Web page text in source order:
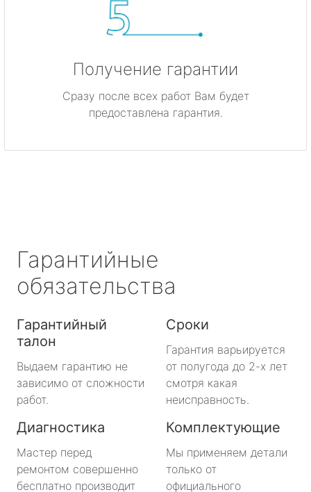
Получение гарантии
Сразу после всех работ Вам будет
предоставлена гарантия.
Гарантийные
обязательства
Гарантийный
талон
Выдаем гарантию не
зависимо от сложности
работ.
Сроки
Гарантия варьируется
от полугода до 2-х лет
смотря какая
неисправность.
Диагностика
Мастер перед
ремонтом совершенно
бесплатно производит
Комплектующие
Мы применяем детали
только от
официального